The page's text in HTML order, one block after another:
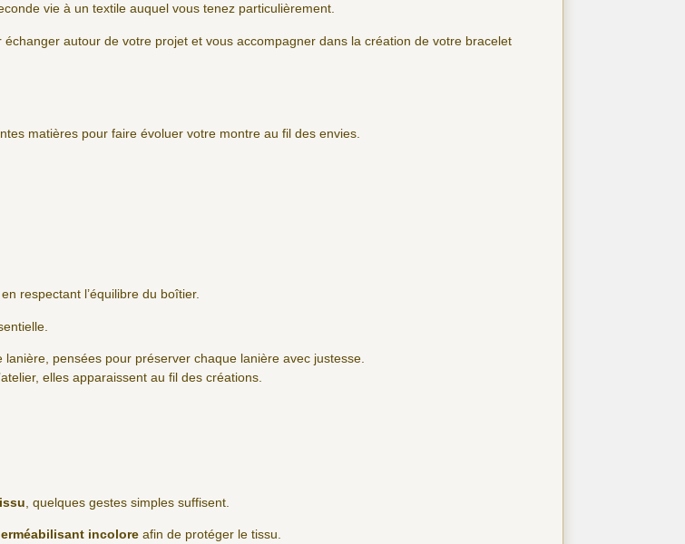
vie à un textile auquel vous tenez particulièrement.
autour de votre projet et vous accompagner dans la création de votre bracelet
matières pour faire évoluer votre montre au fil des envies.
respectant l’équilibre du boîtier.
lanière, pensées pour préserver chaque lanière avec justesse.
elles apparaissent au fil des créations.
, quelques gestes simples suffisent.
incolore afin de protéger le tissu.